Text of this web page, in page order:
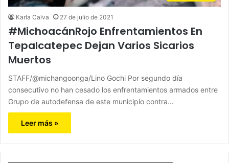
Karla Calva 27 de julio de 2021
#MichoacánRojo Enfrentamientos En
Tepalcatepec Dejan Varios Sicarios
Muertos
STAFF/@michangoonga/Lino Gochi Por segundo día
consecutivo no han cesado los enfrentamientos armados entre
Grupo de autodefensa de este municipio contra…
Leer más »